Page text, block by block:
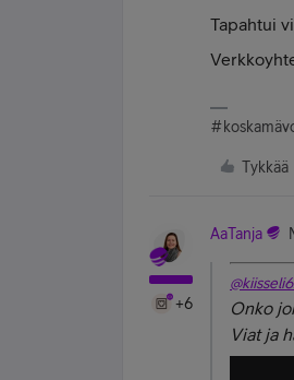
Tapahtui
Tykkää
+6
AaTanja
Onko
Viat ja